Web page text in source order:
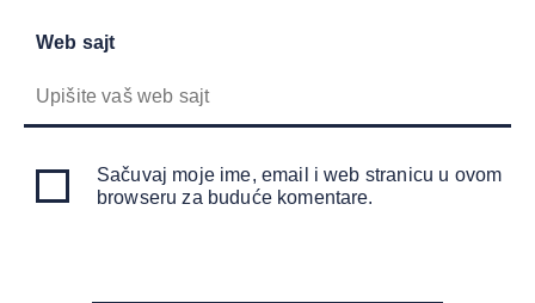
Web sajt
Sačuvaj moje ime, email i web stranicu u ovom
browseru za buduće komentare.